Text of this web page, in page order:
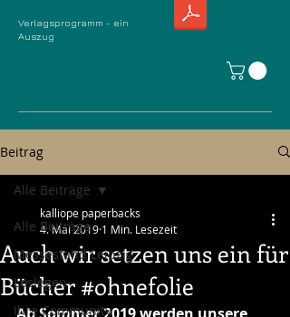
Verlagsprogramm - ein
Auszug
Beitrag
Alle Beiträge
Messestand Leipzig
Loslegen
Ihre Community
Alle Beiträge
Auch wir setzen uns ein für
Bücher #ohnefolie
kalliope paperbacks
4. Mai 2019 1 Min. Lesezeit